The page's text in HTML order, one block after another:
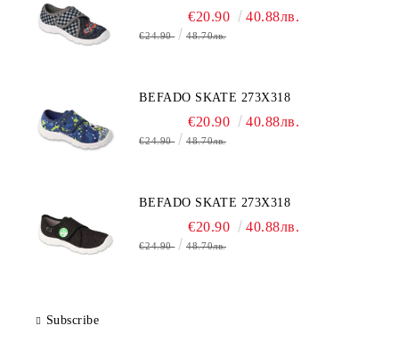
€20.90 40.88лв.
€24.90 48.70лв.
BEFADO SKATE 273X318
€20.90 40.88лв.
€24.90 48.70лв.
BEFADO SKATE 273X318
€20.90 40.88лв.
€24.90 48.70лв.
Subscribe